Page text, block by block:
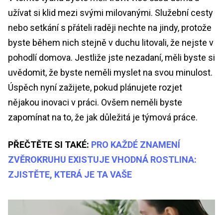
užívat si klid mezi svými milovanými. Služební cesty
nebo setkání s přáteli raději nechte na jindy, protože
byste během nich stejně v duchu litovali, že nejste v
pohodlí domova. Jestliže jste nezadaní, měli byste si
uvědomit, že byste neměli myslet na svou minulost.
Úspěch nyní zažijete, pokud plánujete rozjet
nějakou inovaci v práci. Ovšem neměli byste
zapomínat na to, že jak důležitá je týmová práce.
PŘEČTĚTE SI TAKÉ: PRO KAŽDÉ ZNAMENÍ
ZVĚROKRUHU EXISTUJE VHODNÁ ROSTLINA:
ZJISTĚTE, KTERÁ JE TA VAŠE